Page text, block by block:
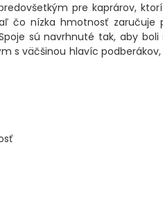
pre kaprárov,
čo nízka hmotnosť zaručuje
sú navrhnuté tak, aby
s väčšinou hlavíc